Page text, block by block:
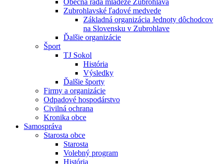
Obecná rada mládeže Zubrohlava
Zubrohlavské ľadové medvede
Základná organizácia Jednoty dôchodcov
na Slovensku v Zubrohlave
Ďalšie organizácie
Šport
TJ Sokol
História
Výsledky
Ďalšie športy
Firmy a organizácie
Odpadové hospodárstvo
Civilná ochrana
Kronika obce
Samospráva
Starosta obce
Starosta
Volebný program
História